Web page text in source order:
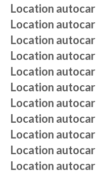
Location autocar
Location autocar
Location autocar
Location autocar
Location autocar
Location autocar
Location autocar
Location autocar
Location autocar
Location autocar
Location autocar